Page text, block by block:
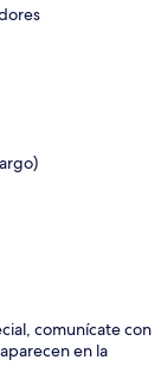
comunícate con
en la